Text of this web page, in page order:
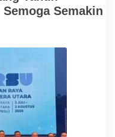
Semakin